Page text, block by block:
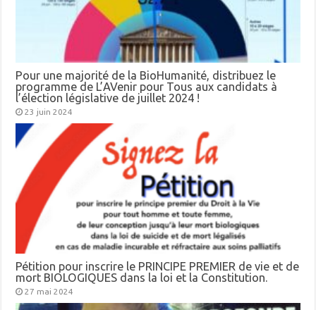
Pour une majorité de la BioHumanité, distribuez le
programme de L’AVenir pour Tous aux candidats à
l’élection législative de juillet 2024 !
23 juin 2024
Pétition pour inscrire le PRINCIPE PREMIER de vie et de
mort BIOLOGIQUES dans la loi et la Constitution.
27 mai 2024